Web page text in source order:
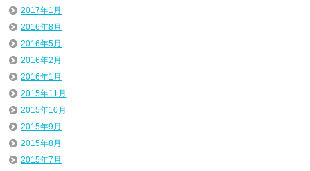
2017年1月
2016年8月
2016年5月
2016年2月
2016年1月
2015年11月
2015年10月
2015年9月
2015年8月
2015年7月